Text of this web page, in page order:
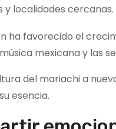
y localidades cercanas.
ha favorecido el
mexicana y las
del mariachi a
esencia.